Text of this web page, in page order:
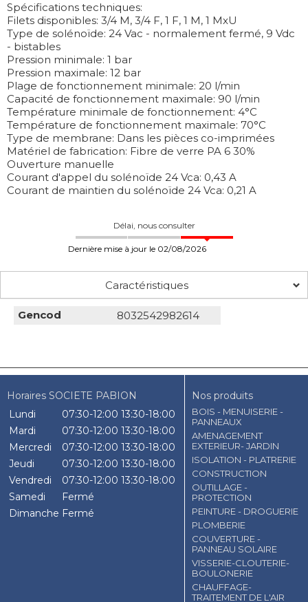
Spécifications techniques:
Filets disponibles: 3/4 M, 3/4 F, 1 F, 1 M, 1 MxU
Type de solénoïde: 24 Vac - normalement fermé, 9 Vdc
- bistables
Pression minimale: 1 bar
Pression maximale: 12 bar
Plage de fonctionnement minimale: 20 l/min
Capacité de fonctionnement maximale: 90 l/min
Température minimale de fonctionnement: 4°C
Température de fonctionnement maximale: 70°C
Type de membrane: Dans les pièces co-imprimées
Matériel de fabrication: Fibre de verre PA 6 30%
Ouverture manuelle
Courant d'appel du solénoïde 24 Vca: 0,43 A
Courant de maintien du solénoïde 24 Vca: 0,21 A
Délai, nous consulter
Dernière mise à jour le 02/08/2026
Caractéristiques
Gencod 8032542982614
Horaires SOCIETE PABION
Lundi
07:30-12:00 13:30-18:00
Mardi
07:30-12:00 13:30-18:00
Mercredi
07:30-12:00 13:30-18:00
Jeudi
07:30-12:00 13:30-18:00
Vendredi
07:30-12:00 13:30-18:00
Samedi
Fermé
Dimanche Fermé
Nos produits
BOIS - MENUISERIE -
PANNEAUX
AMENAGEMENT
EXTERIEUR- JARDIN
ISOLATION - PLATRERIE
CONSTRUCTION
OUTILLAGE -
PROTECTION
PEINTURE - DROGUERIE
PLOMBERIE
COUVERTURE -
PANNEAU SOLAIRE
VISSERIE-CLOUTERIE-
BOULONERIE
CHAUFFAGE-
TRAITEMENT DE L'AIR